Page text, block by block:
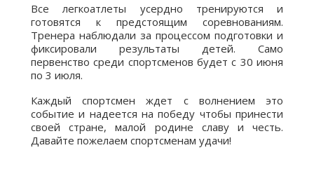
Все легкоатлеты усердно тренируются и
готовятся к предстоящим соревнованиям.
Тренера наблюдали за процессом подготовки и
фиксировали результаты детей. Само
первенство среди спортсменов будет с 30 июня
по 3 июля.
Каждый спортсмен ждет с волнением это
событие и надеется на победу чтобы принести
своей стране, малой родине славу и честь.
Давайте пожелаем спортсменам удачи!